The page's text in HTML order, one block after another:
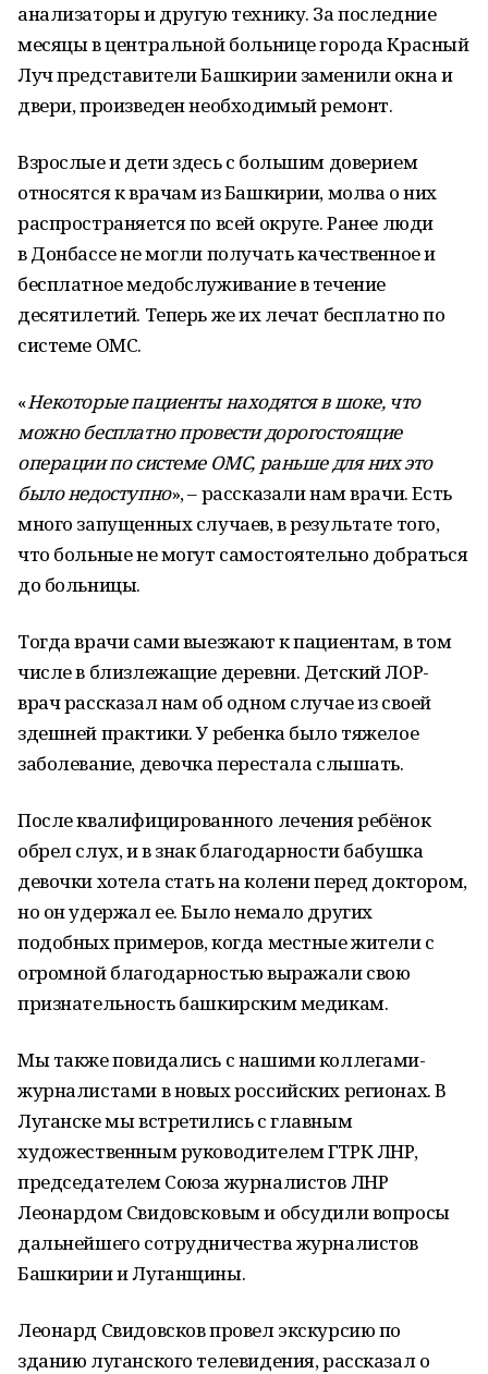
анализаторы и другую технику. За последние
месяцы в центральной больнице города Красный
Луч представители Башкирии заменили окна и
двери, произведен необходимый ремонт.
Взрослые и дети здесь с большим доверием
относятся к врачам из Башкирии, молва о них
распространяется по всей округе. Ранее люди
в Донбассе не могли получать качественное и
бесплатное медобслуживание в течение
десятилетий. Теперь же их лечат бесплатно по
системе ОМС.
«Некоторые пациенты находятся в шоке, что
можно бесплатно провести дорогостоящие
операции по системе ОМС, раньше для них это
было недоступно», – рассказали нам врачи. Есть
много запущенных случаев, в результате того,
что больные не могут самостоятельно добраться
до больницы.
Тогда врачи сами выезжают к пациентам, в том
числе в близлежащие деревни. Детский ЛОР-
врач рассказал нам об одном случае из своей
здешней практики. У ребенка было тяжелое
заболевание, девочка перестала слышать.
После квалифицированного лечения ребёнок
обрел слух, и в знак благодарности бабушка
девочки хотела стать на колени перед доктором,
но он удержал ее. Было немало других
подобных примеров, когда местные жители с
огромной благодарностью выражали свою
признательность башкирским медикам.
Мы также повидались с нашими коллегами-
журналистами в новых российских регионах. В
Луганске мы встретились с главным
художественным руководителем ГТРК ЛНР,
председателем Союза журналистов ЛНР
Леонардом Свидовсковым и обсудили вопросы
дальнейшего сотрудничества журналистов
Башкирии и Луганщины.
Леонард Свидовсков провел экскурсию по
зданию луганского телевидения, рассказал о